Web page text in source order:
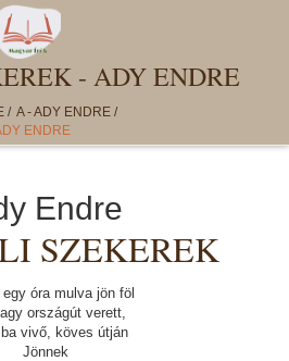
- ADY ENDRE
/ A - ADY ENDRE /
ENDRE
Endre
SZEKEREK
óra mulva jön föl
országút verett,
vivő, köves útján
Jönnek